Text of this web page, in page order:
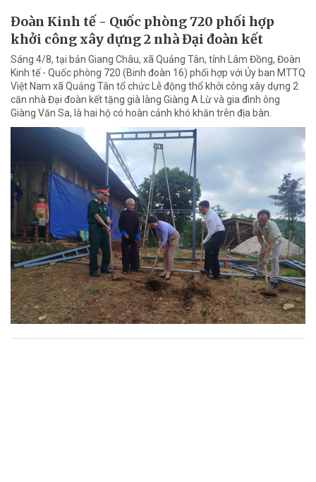
Đoàn Kinh tế - Quốc phòng 720 phối hợp
khởi công xây dựng 2 nhà Đại đoàn kết
Sáng 4/8, tại bản Giang Châu, xã Quảng Tân, tỉnh Lâm Đồng, Đoàn
Kinh tế - Quốc phòng 720 (Binh đoàn 16) phối hợp với Ủy ban MTTQ
Việt Nam xã Quảng Tân tổ chức Lễ động thổ khởi công xây dựng 2
căn nhà Đại đoàn kết tặng già làng Giàng A Lừ và gia đình ông
Giàng Văn Sa, là hai hộ có hoàn cảnh khó khăn trên địa bàn.